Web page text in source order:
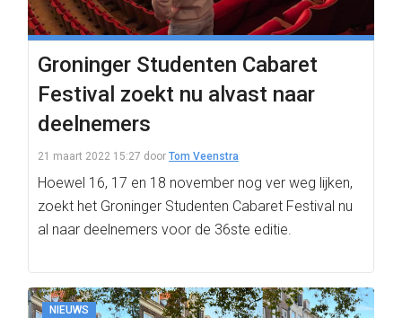
Groninger Studenten Cabaret
Festival zoekt nu alvast naar
deelnemers
21 maart 2022 15:27 door Tom Veenstra
Hoewel 16, 17 en 18 november nog ver weg lijken,
zoekt het Groninger Studenten Cabaret Festival nu
al naar deelnemers voor de 36ste editie.
NIEUWS